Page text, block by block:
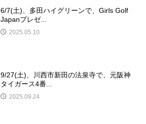
6/7(土)、多田ハイグリーンで、Girls Golf
Japanプレゼ...
2025.05.10
9/27(土)、川西市新田の法泉寺で、元阪神
タイガース4番...
2025.09.24